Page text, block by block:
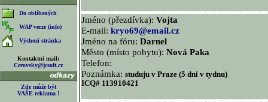
Do oblíbených
WAP verze (info)
Výchozí stránka
Kontaktní mail:
Cerovsky@jcsoft.cz
Zde může být
VAŠE reklama !
Jméno (přezdívka): Vojta
E-mail: kryo69@email.cz
Jméno na fóru: Darnel
Město (místo pobytu): Nová Paka
Telefon:
Poznámka: studuju v Praze (5 dni v tydnu)
ICQ# 113910421